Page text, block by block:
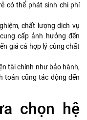
có thể phát sinh chi phí
chất lượng dịch vụ
cấp ảnh hưởng đến
giá cả hợp lý cùng chất
tài chính như bảo hành,
toán cũng tác động đến
chọn hệ